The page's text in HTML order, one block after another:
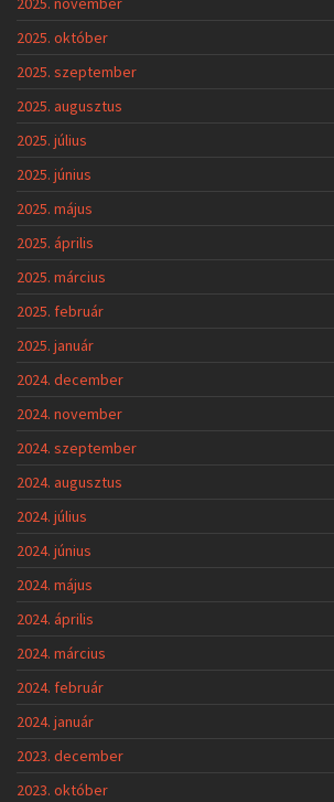
2025. október
2025. szeptember
2025. augusztus
2025. július
2025. június
2025. május
2025. április
2025. március
2025. február
2025. január
2024. december
2024. november
2024. szeptember
2024. augusztus
2024. július
2024. június
2024. május
2024. április
2024. március
2024. február
2024. január
2023. december
2023. október